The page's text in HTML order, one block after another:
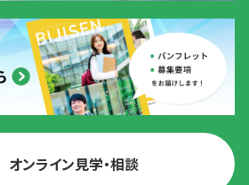
オンライン見学・相談